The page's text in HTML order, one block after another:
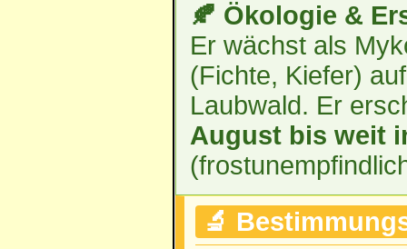
🍂 Ökologie &
Er wächst als
(Fichte, Kiefer)
Laubwald. Er
August bis weit
🔬